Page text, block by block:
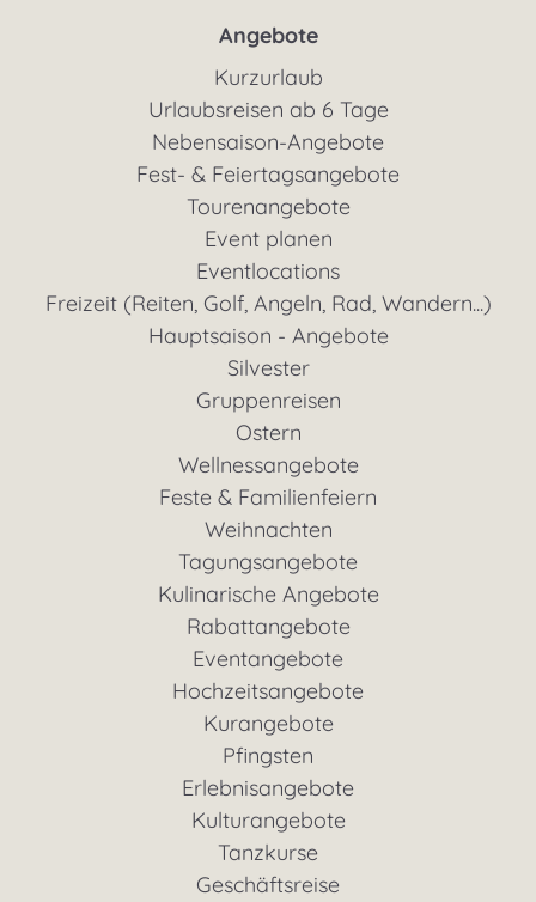
Angebote
Kurzurlaub
Urlaubsreisen ab 6 Tage
Nebensaison-Angebote
Fest- & Feiertagsangebote
Tourenangebote
Event planen
Eventlocations
Freizeit (Reiten, Golf, Angeln, Rad, Wandern...)
Hauptsaison - Angebote
Silvester
Gruppenreisen
Ostern
Wellnessangebote
Feste & Familienfeiern
Weihnachten
Tagungsangebote
Kulinarische Angebote
Rabattangebote
Eventangebote
Hochzeitsangebote
Kurangebote
Pfingsten
Erlebnisangebote
Kulturangebote
Tanzkurse
Geschäftsreise